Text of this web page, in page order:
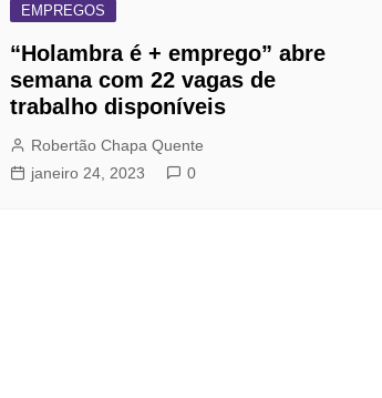
EMPREGOS
“Holambra é + emprego” abre
semana com 22 vagas de
trabalho disponíveis
Robertão Chapa Quente
janeiro 24, 2023
0